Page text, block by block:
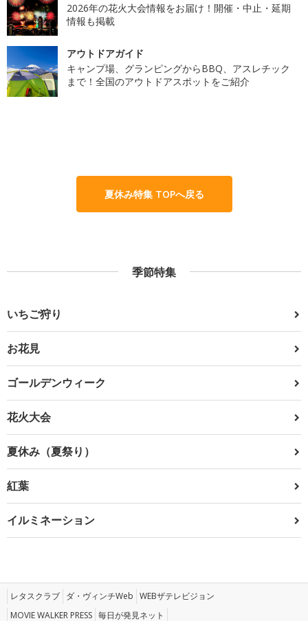
2026年の花火大会情報をお届け！開催・中止・延期
情報も掲載
アウトドアガイド
キャンプ場、グランピングからBBQ、アスレチック
まで！全国のアウトドアスポットをご紹介
夏休み特集 TOPへ戻る
季節特集
いちご狩り
お花見
ゴールデンウィーク
花火大会
夏休み（夏祭り）
紅葉
イルミネーション
レタスクラブ ダ・ヴィンチWeb WEBザテレビジョン
MOVIE WALKER PRESS 毎日が発見ネット